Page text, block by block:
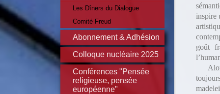
Les Dîners du Dialogue
Comité Freud
Abonnement & Adhésion
Colloque nucléaire 2025
Conférences "Pensée
religieuse, pensée
européenne"
inspire
goût